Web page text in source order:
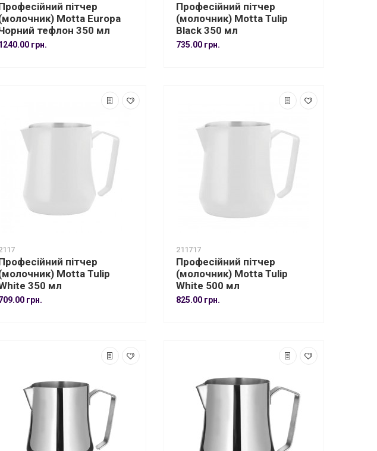
пітчер
Motta Europa
тефлон 350 мл
грн.
Професійний пітчер
(молочник) Motta Tulip
Black 350 мл
735.00 грн.
пітчер
Motta Tulip
350 мл
грн.
211717
Професійний пітчер
(молочник) Motta Tulip
White 500 мл
825.00 грн.